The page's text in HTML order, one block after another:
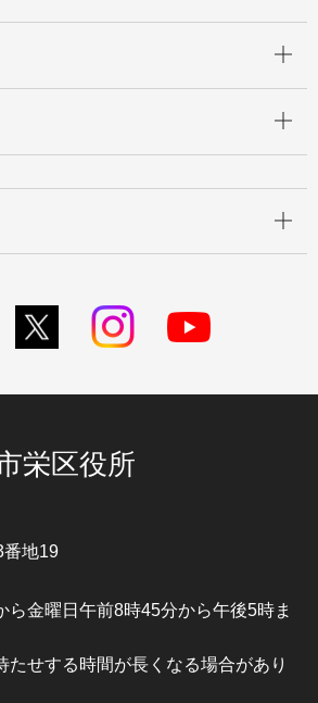
栄区役所
番地19
ら金曜日午前8時45分から午後5時ま
せする時間が長くなる場合があり